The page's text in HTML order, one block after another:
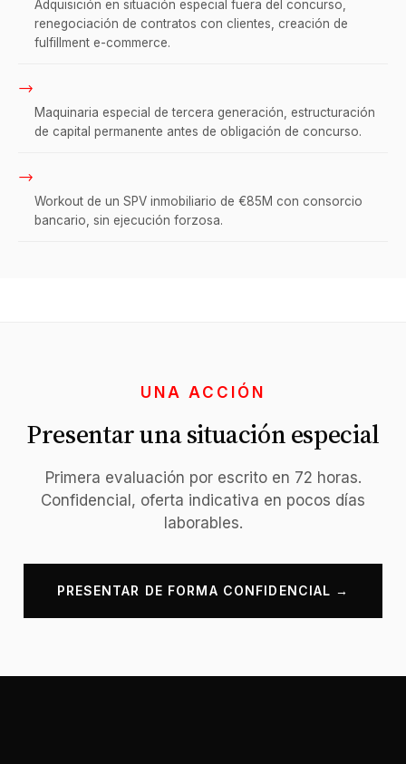
Adquisición en situación especial fuera del concurso,
renegociación de contratos con clientes, creación de
fulfillment e-commerce.
→
Maquinaria especial de tercera generación, estructuración
de capital permanente antes de obligación de concurso.
→
Workout de un SPV inmobiliario de €85M con consorcio
bancario, sin ejecución forzosa.
UNA ACCIÓN
Presentar una situación especial
Primera evaluación por escrito en 72 horas.
Confidencial, oferta indicativa en pocos días
laborables.
PRESENTAR DE FORMA CONFIDENCIAL →